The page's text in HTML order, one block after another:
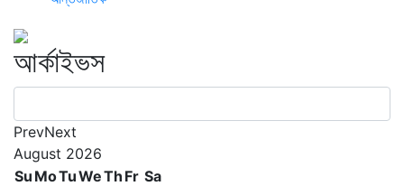
আর্কাইভস
PrevNext
August 2026
Su MoTuWeTh Fr Sa